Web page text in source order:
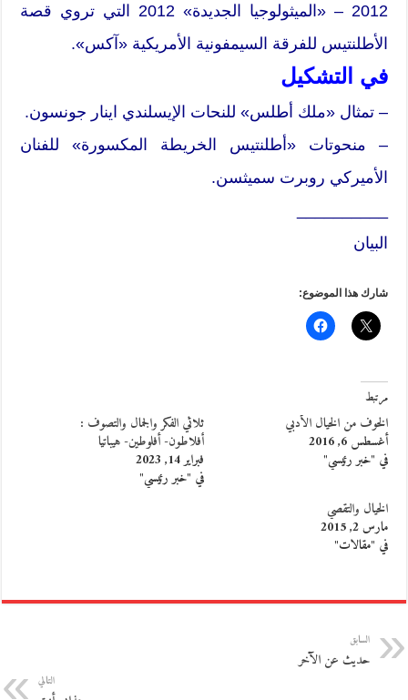
2012 – «الميثولوجيا الجديدة» 2012 التي تروي قصة
الأطلنتيس للفرقة السيمفونية الأمريكية «آكس».
في التشكيل
– تمثال «ملك أطلس» للنحات الإيسلندي اينار جونسون.
– منحوتات «أطلنتيس الخريطة المكسورة» للفنان
الأميركي روبرت سميثسن.
البيان
شارك هذا الموضوع:
مرتبط
الخوف من الخيال الأدبي
أغسطس 6, 2016
في "خبر رئيسي"
ثلاثي الفكر والجمال والتصوف :
أفلاطون- أفلوطين- هيباتيا
فبراير 14, 2023
في "خبر رئيسي"
الخيال والتقصي
مارس 2, 2015
في "مقالات"
السابق
حديث عن الآخر
التالي